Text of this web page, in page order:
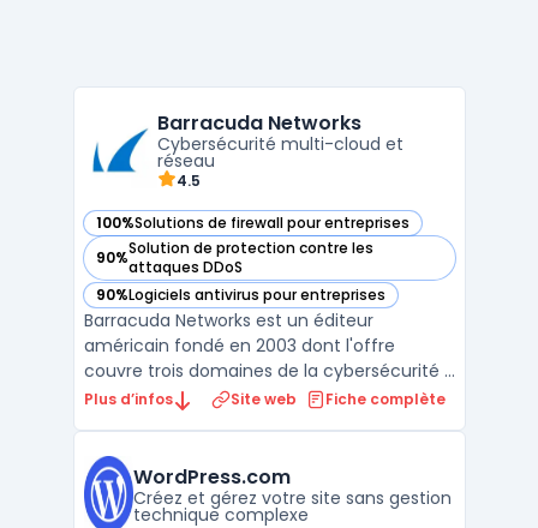
Barracuda Networks
Cybersécurité multi-cloud et
réseau
4.5
100%Solutions de firewall pour entreprises
— voir Barracuda Networks dans cette catégorie
90%Solution de protection contre les
attaques DDoS
— voir Barracuda Networks dans cette catégorie
90%Logiciels antivirus pour entreprises
— voir Barracuda Networks dans cette catégorie
Barracuda Networks est un éditeur
américain fondé en 2003 dont l'offre
couvre trois domaines de la cybersécurité :
email security, protection des applications
regroupe l'ensemble des produits sous une
console d'administration unif ...
Plus d’infos Site web Fiche complète
WordPress.com
Créez et gérez votre site sans gestion
technique complexe